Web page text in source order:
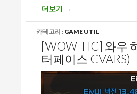
[WOW_HC] 와우 하드코어
더보기 →
카테고리 : GAME UTIL
[WOW_HC] 와우
터페이스 CVARS)